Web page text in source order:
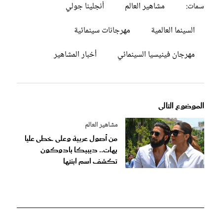
سمات: مشاهير العالم
أنجلينا جولي
السينما العالمية
مهرجانات سينمائية
مهرجان فينيسيا السينمائي
أخبار المشاهير
الموضوع التالى
مشاهير العالم
من أصول عربية وعلى خطى عليا
بهات.. ديبيكا بادوكون
تكشف اسم ابنتها